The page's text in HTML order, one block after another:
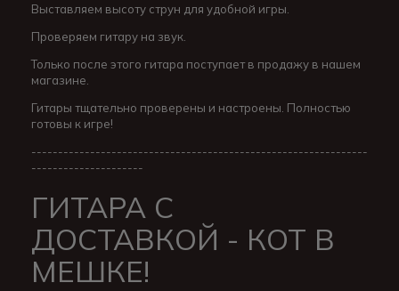
Выставляем высоту струн для удобной игры.
Проверяем гитару на звук.
Только после этого гитара поступает в продажу в нашем
магазине.
Гитары тщательно проверены и настроены. Полностью
готовы к игре!
---------------------------------------------------------------
---------------------
ГИТАРА С
ДОСТАВКОЙ - КОТ В
МЕШКЕ!